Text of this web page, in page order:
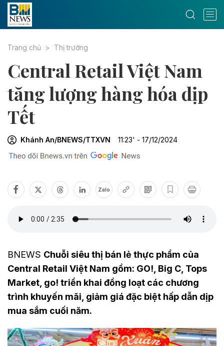
Trang chủ Thị trường
Central Retail Việt Nam
tăng lượng hàng hóa dịp
Tết
Khánh An/BNEWS/TTXVN 11:23' - 17/12/2024
Zalo
BNEWS Chuỗi siêu thị bán lẻ thực phẩm của
Central Retail Việt Nam gồm: GO!, Big C, Tops
Market, go! triển khai đồng loạt các chương
trình khuyến mãi, giảm giá đặc biệt hấp dẫn dịp
mua sắm cuối năm.